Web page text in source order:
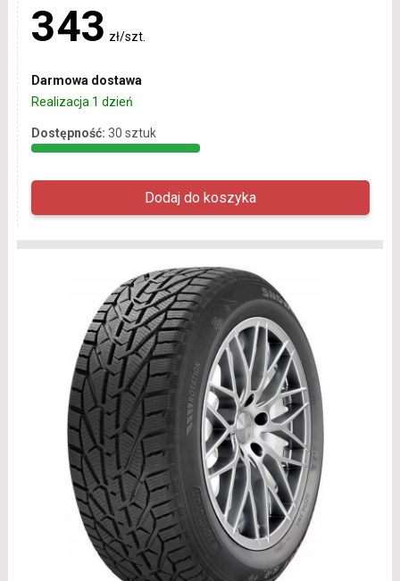
343 zł/szt.
Darmowa dostawa
Realizacja 1 dzień
Dostępność: 30 sztuk